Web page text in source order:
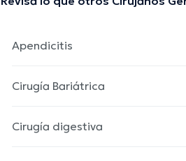
Apendicitis
Cirugía Bariátrica
Cirugía digestiva